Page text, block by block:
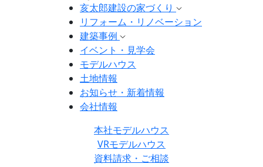
亥太郎建設の家づくり
リフォーム・リノベーション
建築事例
イベント・見学会
モデルハウス
土地情報
お知らせ・新着情報
会社情報
本社モデルハウス
VRモデルハウス
資料請求・ご相談